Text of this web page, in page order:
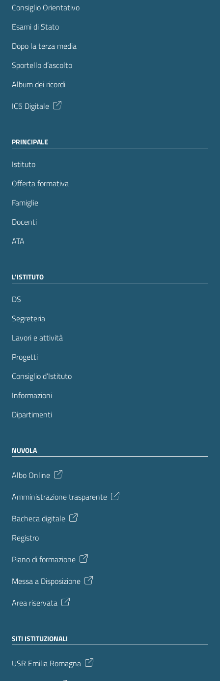
Consiglio Orientativo
Esami di Stato
Dopo la terza media
Sportello d’ascolto
Album dei ricordi
IC5 Digitale
PRINCIPALE
Istituto
Offerta formativa
Famiglie
Docenti
ATA
L’ISTITUTO
DS
Segreteria
Lavori e attività
Progetti
Consiglio d’Istituto
Informazioni
Dipartimenti
NUVOLA
Albo Online
Amministrazione trasparente
Bacheca digitale
Registro
Piano di formazione
Messa a Disposizione
Area riservata
SITI ISTITUZIONALI
USR Emilia Romagna